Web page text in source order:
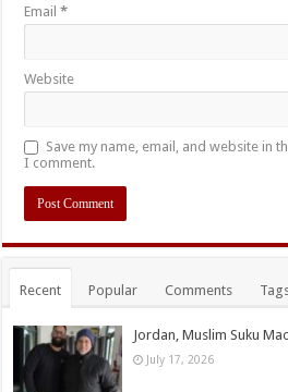
Email*
Website
Save my name, email, and website in
I comment.
Recent Popular Comments
Jordan, Muslim Suku
July 17, 2026